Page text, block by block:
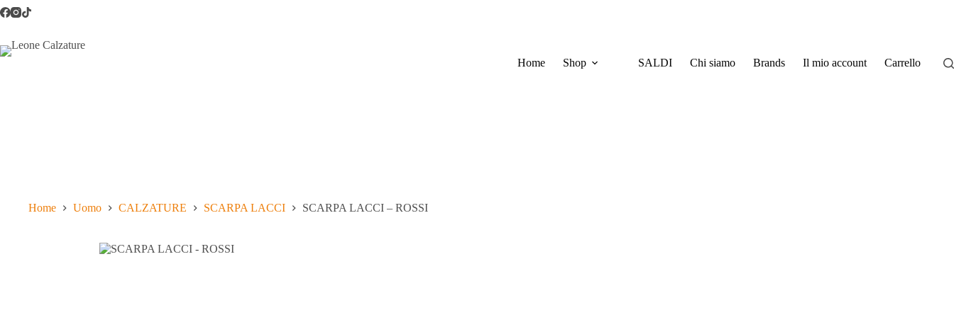
Salta
al
Home Shop SALDI Chi siamo Brands Il mio account Carrello
Home Uomo CALZATURE SCARPA LACCI SCARPA LACCI – ROSSI